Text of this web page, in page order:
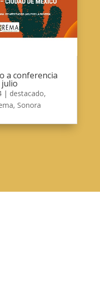
a conferencia
julio
| destacado,
, Sonora